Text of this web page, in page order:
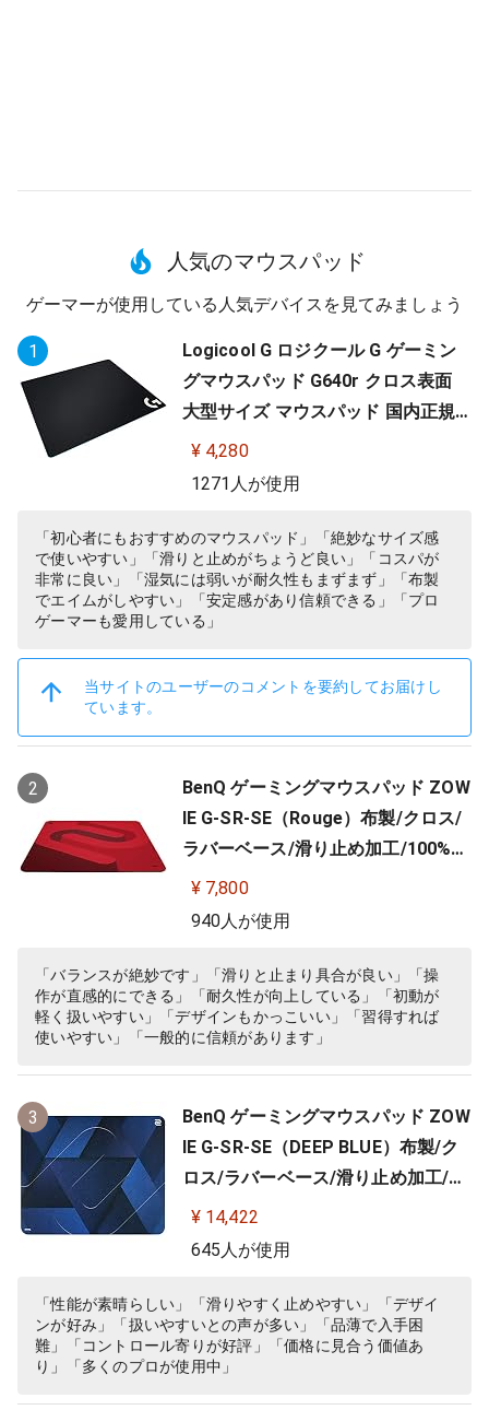
人気のマウスパッド
ゲーマーが使用している人気デバイスを見てみましょう
1
Logicool G ロジクール G ゲーミン
グマウスパッド G640r クロス表面
大型サイズ マウスパッド 国内正規
品
¥ 4,280
1271人が使用
「初心者にもおすすめのマウスパッド」「絶妙なサイズ感
で使いやすい」「滑りと止めがちょうど良い」「コスパが
非常に良い」「湿気には弱いが耐久性もまずまず」「布製
でエイムがしやすい」「安定感があり信頼できる」「プロ
ゲーマーも愛用している」
当サイトのユーザーのコメントを要約してお届けし
ています。
2
BenQ ゲーミングマウスパッド ZOW
IE G-SR-SE（Rouge）布製/クロス/
ラバーベース/滑り止め加工/100%フ
ルフラット/3.5mm
¥ 7,800
940人が使用
「バランスが絶妙です」「滑りと止まり具合が良い」「操
作が直感的にできる」「耐久性が向上している」「初動が
軽く扱いやすい」「デザインもかっこいい」「習得すれば
使いやすい」「一般的に信頼があります」
3
BenQ ゲーミングマウスパッド ZOW
IE G-SR-SE（DEEP BLUE）布製/ク
ロス/ラバーベース/滑り止め加工/10
0%フルフラット/3.5ｍｍ
¥ 14,422
645人が使用
「性能が素晴らしい」「滑りやすく止めやすい」「デザイ
ンが好み」「扱いやすいとの声が多い」「品薄で入手困
難」「コントロール寄りが好評」「価格に見合う価値あ
り」「多くのプロが使用中」